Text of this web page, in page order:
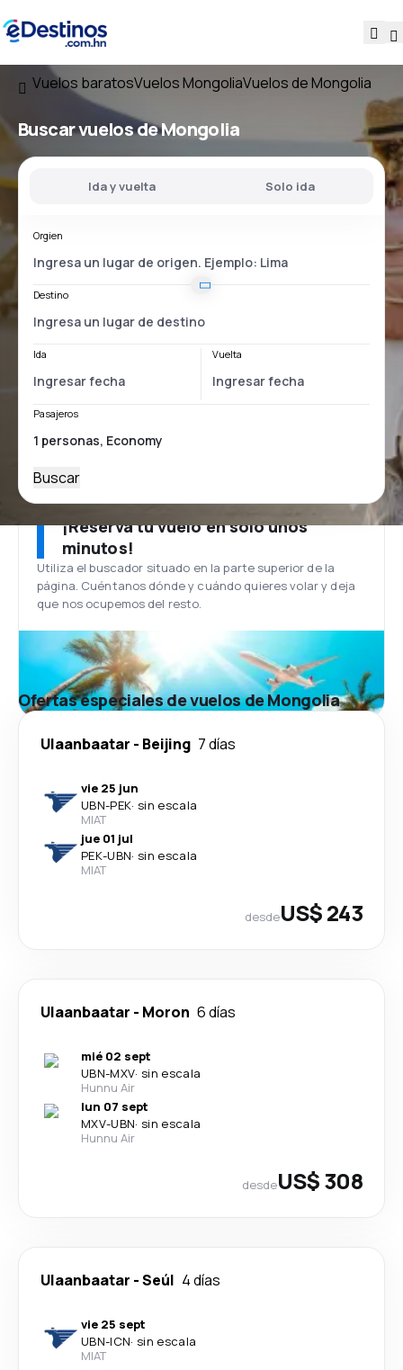
Vuelos baratosVuelos MongoliaVuelos de Mongolia
Buscar vuelosde Mongolia
Ida y vuelta Solo ida
Orgien
Destino
Ida Vuelta
Pasajeros
Buscar
¡Reserva tu vuelo en solo unos
minutos!
Utiliza el buscador situado en la parte superior de la
página. Cuéntanos dónde y cuándo quieres volar y deja
que nos ocupemos del resto.
Ofertas especiales de vuelos de Mongolia
Ulaanbaatar - Beijing 7 días
vie 25 jun
UBN-PEK· sin escala
MIAT
jue 01 jul
PEK-UBN· sin escala
MIAT
desdeUS$ 243
Ulaanbaatar - Moron 6 días
mié 02 sept
UBN-MXV· sin escala
Hunnu Air
lun 07 sept
MXV-UBN· sin escala
Hunnu Air
desdeUS$ 308
Ulaanbaatar -Seúl 4 días
vie 25 sept
UBN-ICN· sin escala
MIAT